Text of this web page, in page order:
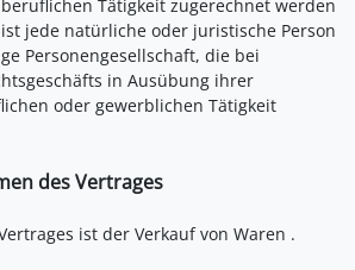
Tätigkeit zugerechnet werden
jede natürliche oder juristische Person
Personengesellschaft, die bei
in Ausübung ihrer
oder gewerblichen Tätigkeit
des Vertrages
ist der Verkauf von Waren .